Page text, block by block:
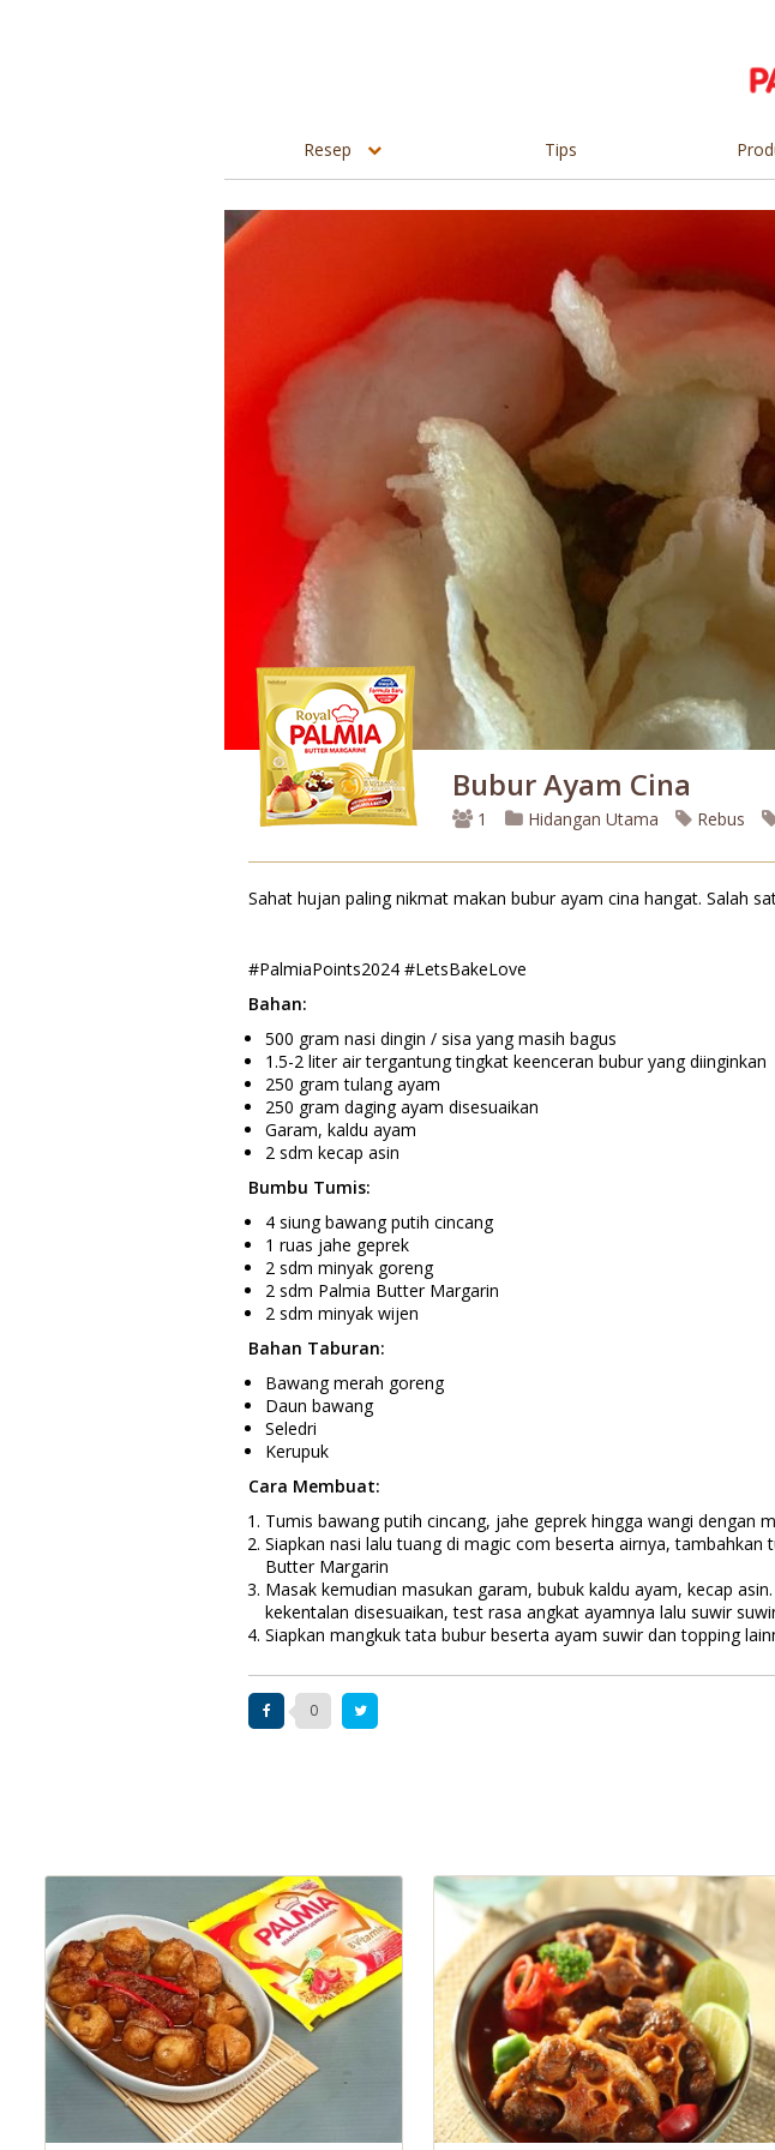
Resep Tips
Bubur Ayam Cina
1 Hidangan Utama Rebus
Sahat hujan paling nikmat makan bubur ayam cina hangat. Salah
#PalmiaPoints2024 #LetsBakeLove
Bahan:
500 gram nasi dingin / sisa yang masih bagus
1.5-2 liter air tergantung tingkat keenceran bubur yang diinginkan
250 gram tulang ayam
250 gram daging ayam disesuaikan
Garam, kaldu ayam
2 sdm kecap asin
Bumbu Tumis:
4 siung bawang putih cincang
1 ruas jahe geprek
2 sdm minyak goreng
2 sdm Palmia Butter Margarin
2 sdm minyak wijen
Bahan Taburan:
Bawang merah goreng
Daun bawang
Seledri
Kerupuk
Cara Membuat:
Tumis bawang putih cincang, jahe geprek hingga wangi dengan
Siapkan nasi lalu tuang di magic com beserta airnya,
Butter Margarin
Masak kemudian masukan garam, bubuk kaldu ayam, kecap
kekentalan disesuaikan, test rasa angkat ayamnya lalu suwir
Siapkan mangkuk tata bubur beserta ayam suwir dan topping
0